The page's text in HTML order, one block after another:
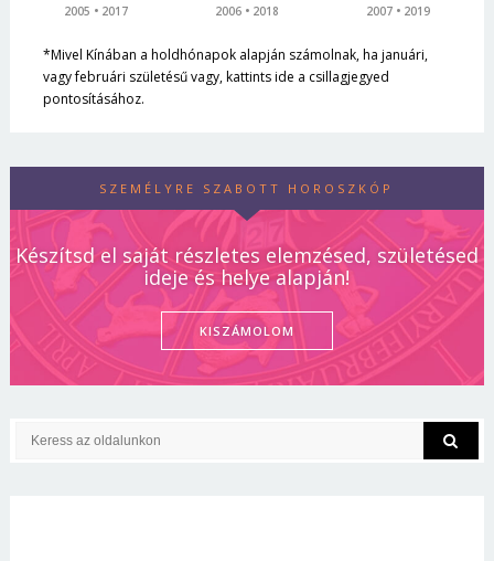
2005
2017
2006
2018
2007
2019
*Mivel Kínában a holdhónapok alapján számolnak, ha januári,
vagy februári születésű vagy, kattints ide a csillagjegyed
pontosításához.
SZEMÉLYRE SZABOTT HOROSZKÓP
Készítsd el saját részletes elemzésed, születésed
ideje és helye alapján!
KISZÁMOLOM